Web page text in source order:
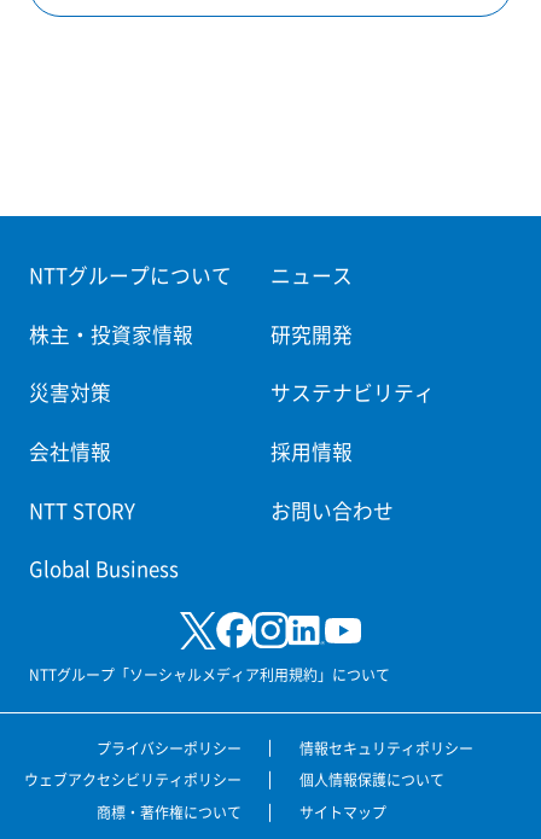
NTTグループについて ニュース
株主・投資家情報 研究開発
災害対策 サステナビリティ
会社情報 採用情報
NTT STORY お問い合わせ
Global Business
NTTグループ「ソーシャルメディア利用規約」について
プライバシーポリシー
情報セキュリティポリシー
ウェブアクセシビリティポリシー
個人情報保護について
商標・著作権について
サイトマップ